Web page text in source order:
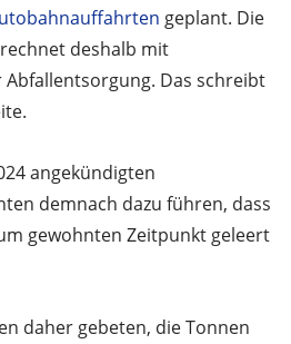
geplant. Die
rechnet deshalb mit
Das schreibt
angekündigten
demnach dazu führen, dass
gewohnten Zeitpunkt geleert
daher gebeten, die Tonnen